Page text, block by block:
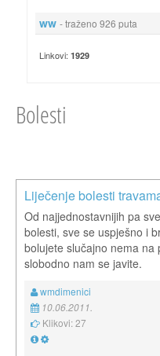
ww - traženo 926 puta
Linkovi: 1929
Bolesti
Liječenje bolesti
Od najjednostavnijih pa
bolesti, sve se uspješno i
bolujete slučajno nema na
slobodno nam se javite.
wmdimenici
10.06.2011.
Klikovi: 27